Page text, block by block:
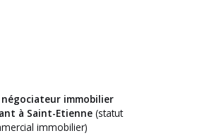
négociateur immobilier
à Saint-Etienne(statut
immobilier)